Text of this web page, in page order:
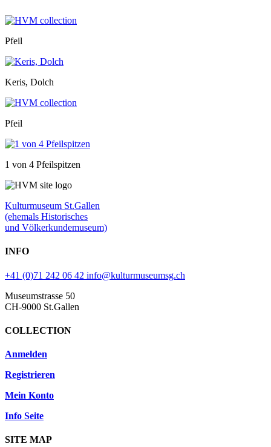
Pfeil
Keris, Dolch
Pfeil
1 von 4 Pfeilspitzen
Kulturmuseum St.Gallen
(ehemals Historisches
und Völkerkundemuseum)
INFO
+41 (0)71 242 06 42 info@kulturmuseumsg.ch
Museumstrasse 50
CH-9000 St.Gallen
COLLECTION
Anmelden
Registrieren
Mein Konto
Info Seite
SITE MAP